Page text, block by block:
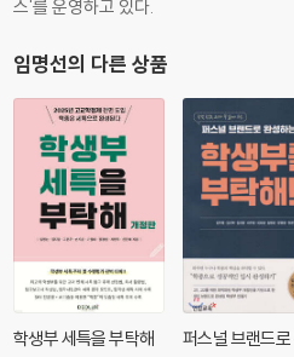
가. 시험 기간 시간 관리 전략
나. 성적 향상 비책
다. 자기주도학습 실현과 부족한 과목 끌어
2. 새 학년 준비 전략
가. 돌아 봐야만 보이는 것들
나. 2학년이 되면 꼭 해야할 것들
부모 입시 코칭 끝판왕 제 2부
스'를 운영하고 있다.
임명선의 다른 상품
학생부 세특을 부탁해
퍼스널 브랜드로